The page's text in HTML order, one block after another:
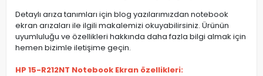
Detaylı arıza tanımları için blog yazılarımızdan notebook
ekran arızaları ile ilgili makalemizi okuyabilirsiniz. Ürünün
uyumluluğu ve özellikleri hakkında daha fazla bilgi almak için
hemen bizimle iletişime geçin.
HP 15-R212NT Notebook Ekran özellikleri: